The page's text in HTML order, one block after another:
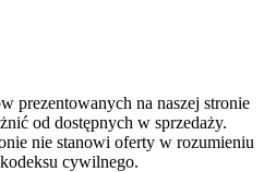
prezentowanych na naszej stronie
od dostępnych w sprzedaży.
nie stanowi oferty w rozumieniu
cywilnego.